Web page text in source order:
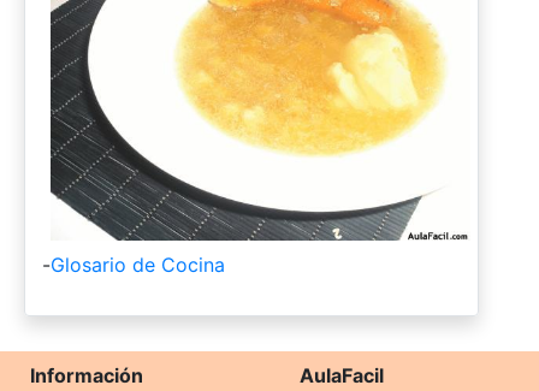
-Glosario de Cocina
Información AulaFacil